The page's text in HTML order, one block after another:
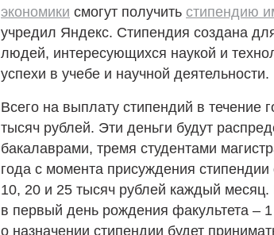
экономики смогут получить стипендию
учредил Яндекс. Стипендия создана
людей, интересующихся наукой и
успехи в учебе и научной деятельности.
Всего на выплату стипендий в течение
тысяч рублей. Эти деньги будут
бакалаврами, тремя студентами
года с момента присуждения стипендии
10, 20 и 25 тысяч рублей каждый
в первый день рождения факультета –
о назначении стипендии будет